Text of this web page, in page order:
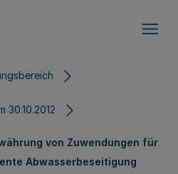
30.10.2012
von Zuwendungen für
Abwasserbeseitigung